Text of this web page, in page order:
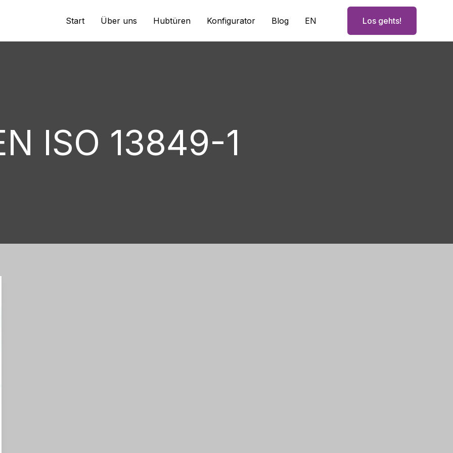
Start Über uns Hubtüren Konfigurator Blog EN Los gehts!
ISO 13849-1